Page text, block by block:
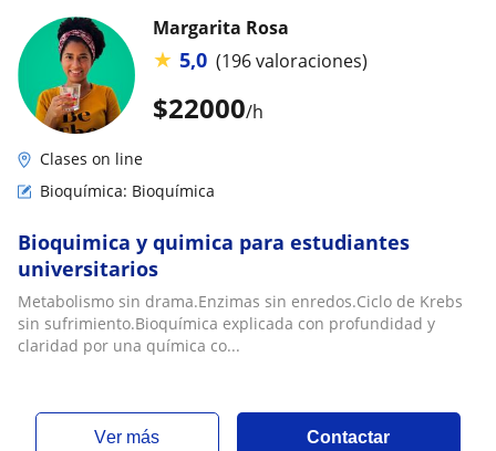
$22000/h
Margarita Rosa
★ 5,0 (196 valoraciones)
Clases on line
Bioquímica: Bioquímica
Bioquimica y quimica para estudiantes
universitarios
Metabolismo sin drama.Enzimas sin enredos.Ciclo de Krebs
sin sufrimiento.Bioquímica explicada con profundidad y
claridad por una química co...
ver más Contactar